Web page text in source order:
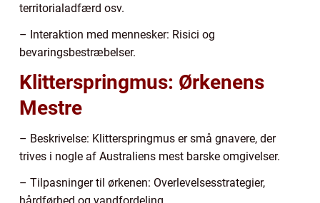
territorialadfærd osv.
– Interaktion med mennesker: Risici og
bevaringsbestræbelser.
Klitterspringmus: Ørkenens
Mestre
– Beskrivelse: Klitterspringmus er små gnavere, der
trives i nogle af Australiens mest barske omgivelser.
– Tilpasninger til ørkenen: Overlevelsesstrategier,
hårdførhed og vandfordeling.